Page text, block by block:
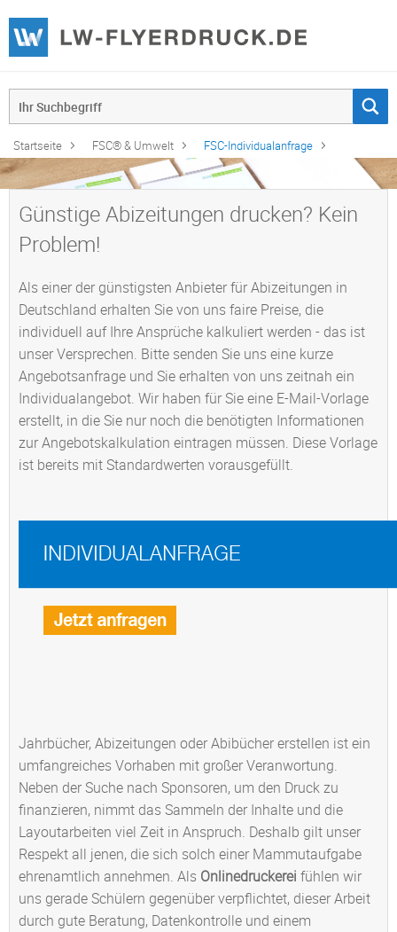
Startseite FSC® & Umwelt FSC-Individualanfrage
Günstige Abizeitungen drucken? Kein
Problem!
Als einer der günstigsten Anbieter für Abizeitungen in
Deutschland erhalten Sie von uns faire Preise, die
individuell auf Ihre Ansprüche kalkuliert werden - das ist
unser Versprechen. Bitte senden Sie uns eine kurze
Angebotsanfrage und Sie erhalten von uns zeitnah ein
Individualangebot. Wir haben für Sie eine E-Mail-Vorlage
erstellt, in die Sie nur noch die benötigten Informationen
zur Angebotskalkulation eintragen müssen. Diese Vorlage
ist bereits mit Standardwerten vorausgefüllt.
Jahrbücher, Abizeitungen oder Abibücher erstellen ist ein
umfangreiches Vorhaben mit großer Veranwortung.
Neben der Suche nach Sponsoren, um den Druck zu
finanzieren, nimmt das Sammeln der Inhalte und die
Layoutarbeiten viel Zeit in Anspruch. Deshalb gilt unser
Respekt all jenen, die sich solch einer Mammutaufgabe
ehrenamtlich annehmen. Als Onlinedruckerei fühlen wir
uns gerade Schülern gegenüber verpflichtet, dieser Arbeit
durch gute Beratung, Datenkontrolle und einem